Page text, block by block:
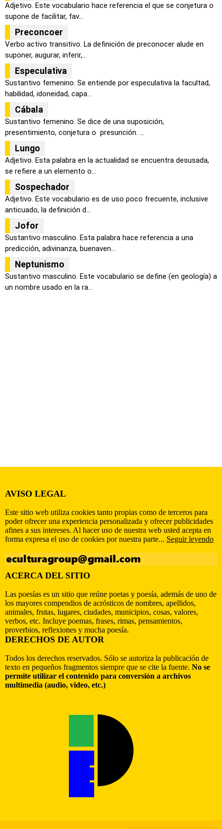
Adjetivo. Este vocabulario hace referencia el que se conjetura o
supone de facilitar, fav...
Preconcoer
Verbo activo transitivo. La definición de preconocer alude en
suponer, augurar, inferir,...
Especulativa
Sustantivo femenino. Se entiende por especulativa la facultad,
habilidad, idoneidad, capa...
Cábala
Sustantivo femenino. Se dice de una suposición,
presentimiento, conjetura o presunción. ...
Lungo
Adjetivo. Esta palabra en la actualidad se encuentra desusada,
se refiere a un elemento o...
Sospechador
Adjetivo. Este vocabulario es de uso poco frecuente, inclusive
anticuado, la definición d...
Jofor
Sustantivo masculino. Esta palabra hace referencia a una
predicción, adivinanza, buenaven...
Neptunismo
Sustantivo masculino. Este vocabulario se define (en geología) a
un nombre usado en la ra...
AVISO LEGAL
Este sitio web utiliza cookies tanto propias como de terceros para
poder ofrecer una experiencia personalizada y ofrecer publicidades
afines a sus intereses. Al hacer uso de nuestra web usted acepta en
forma expresa el uso de cookies por nuestra parte... Seguir leyendo
ACERCA DEL SITIO
Las poesías es un sitio que reúne poetas y poesía, además de uno de
los mayores compendios de acrósticos de nombres, apellidos,
animales, frutas, lugares, ciudades, municipios, cosas, valores,
verbos, etc. Incluye poemas, frases, rimas, pensamientos,
proverbios, reflexiones y mucha poesía.
DERECHOS DE AUTOR
Todos los derechos reservados. Sólo se autoriza la publicación de
texto en pequeños fragmentos siempre que se cite la fuente. No se
permite utilizar el contenido para conversión a archivos
multimedia (audio, video, etc.)